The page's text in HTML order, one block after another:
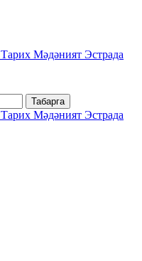
Тарих Мәдәният Эстрада
Табарга
Тарих Мәдәният Эстрада